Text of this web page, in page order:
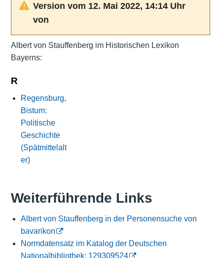
Version vom 12. Mai 2022, 14:14 Uhr
von
Albert von Stauffenberg im Historischen Lexikon
Bayerns:
R
Regensburg,
Bistum:
Politische
Geschichte
(Spätmittelalt
er)
Weiterführende Links
Albert von Stauffenberg in der Personensuche von
bavarikon
Normdatensatz im Katalog der Deutschen
Nationalbibliothek: 129309524